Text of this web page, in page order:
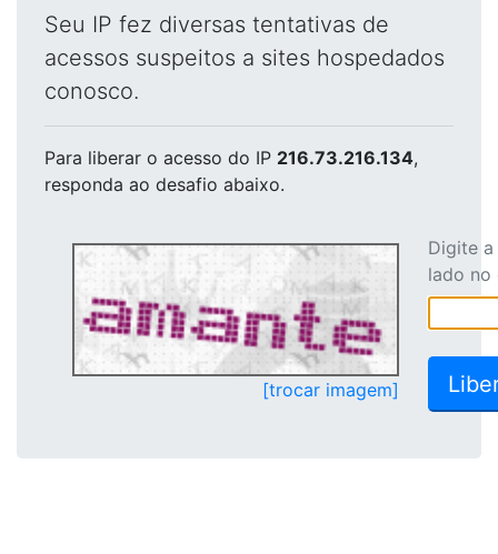
Seu IP fez diversas tentativas de
acessos suspeitos a sites hospedados
conosco.
Para liberar o acesso do IP 216.73.216.134,
responda ao desafio abaixo.
[trocar imagem]
Digite
lado no